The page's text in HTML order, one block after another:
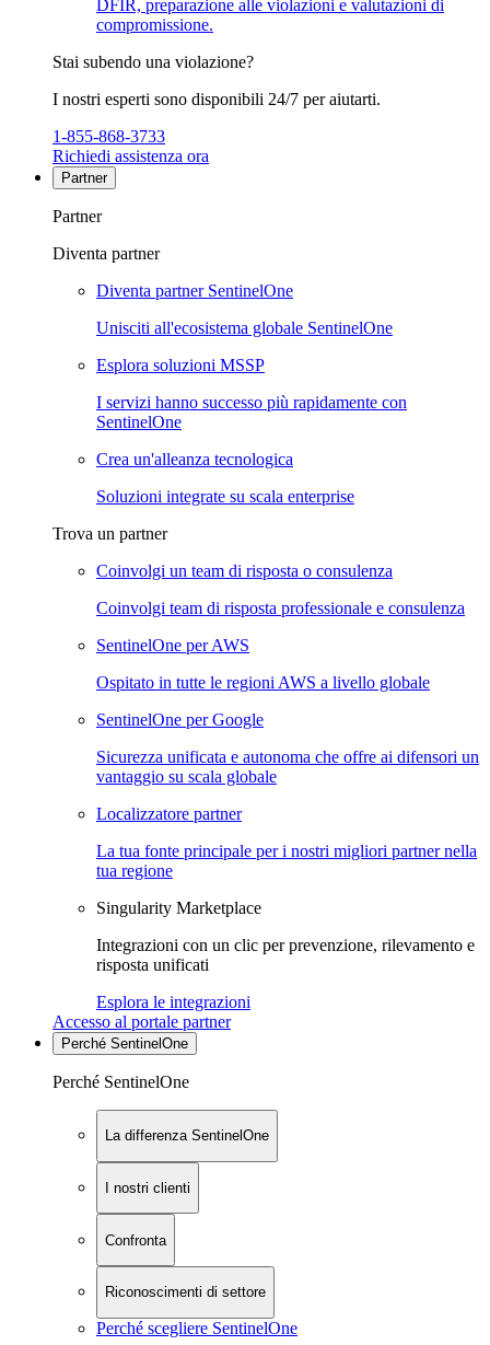
DFIR, preparazione alle violazioni e valutazioni di
compromissione.
Stai subendo una violazione?
I nostri esperti sono disponibili 24/7 per aiutarti.
1-855-868-3733
Richiedi assistenza ora
Partner
Partner
Diventa partner
Diventa partner SentinelOne
Unisciti all'ecosistema globale SentinelOne
Esplora soluzioni MSSP
I servizi hanno successo più rapidamente con
SentinelOne
Crea un'alleanza tecnologica
Soluzioni integrate su scala enterprise
Trova un partner
Coinvolgi un team di risposta o consulenza
Coinvolgi team di risposta professionale e consulenza
SentinelOne per AWS
Ospitato in tutte le regioni AWS a livello globale
SentinelOne per Google
Sicurezza unificata e autonoma che offre ai difensori un
vantaggio su scala globale
Localizzatore partner
La tua fonte principale per i nostri migliori partner nella
tua regione
Singularity Marketplace
Integrazioni con un clic per prevenzione, rilevamento e
risposta unificati
Esplora le integrazioni
Accesso al portale partner
Perché SentinelOne
Perché SentinelOne
La differenza SentinelOne
I nostri clienti
Confronta
Riconoscimenti di settore
Perché scegliere SentinelOne